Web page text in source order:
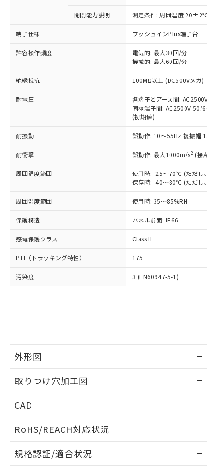
開閉能力説明 測定条件: 周囲温度 20±2℃、
端子仕様 プッシュインPlus端子台
許容操作頻度
電気的: 最大30回/分
機械的: 最大60回/分
絶縁抵抗 100MΩ以上 (DC500Vメガ)
耐電圧
各端子とアース間: AC2500V
同極端子間: AC2500V 50/
(初期値)
耐振動 誤動作: 10～55Hz 複振幅
耐衝撃 誤動作: 最大1000m/s2 (接点
周囲温度範囲
使用時: -25～70℃ (ただし、氷
保存時: -40～80℃ (ただし、氷
周囲湿度範囲 使用時: 35～85%RH
保護構造 パネル前面: IP66
感電保護クラス Class II
PTI（トラッキング特性） 175
汚染度 3 (EN60947-5-1)
外形図
取りつけ穴加工図
CAD
ドすることができます。
ログイン/会員登録
RoHS/REACH対応状況
EU RoHS 注意事項・凡例
規格認証/適合状況
以下の条件をお読みいただき、同意のうえ
本サービスは、当社制御機器事業取扱
商品の当社在庫状況および標準価格
(税抜)を提供させていただくもので
当社制御機器事業取扱商品の中には、
本サービスの対象外となる商品もある
ことをご了承ください。
在庫状況および標準価格照会結果は、
記載している更新日時点での社内デー
タに基づき作成されるものであり、閲
覧された時点での実際の在庫および標
準価格とは異なる場合があることをご
正式な納期状況および標準価格はお客
様のお取引先、またはお客様担当のオ
ムロン制御機器販売店・当社販売員に
オムロン制御機器販売店や当社販売拠
販売ネットワーク
」をご確認
ください。
在庫状況および標準価格結果を当社の
事前の承諾なく第三者に漏洩または開
示しないようお願いします。
マイパーツ機能（部品リスト作成サー
および当社の共同利用者が、当社の製
※当社の共同利用者とは、
の共同利用に関して"
の「1.共同利
対応予定なし：EU RoHS指令（10物質）の
定はありません。
調査・確認中：EU RoHS指令（10物質）の
非含有の対応状況を調査中または確認中の
非該当品：ライセンス料など無形物で、有
害物質有無と関係のない商品です。
仕入先様の事情により、非含有部品として
いたものが、含有品と判明した場合などや
むを得ず変更することがあります。
鉛(Pb) 1000ppm以下、 水銀(Hg) 1000ppm以下、 カド
六価クロム(Cr(Ⅵ)) 1000ppm以下、ポリ臭化ビフェニル
類(PBB) 1000ppm以下、ポリ臭化ジフェニルエーテル類
(PBDE) 1000ppm以下、フタル酸ビス(2-エチルヘキシ
ル) (DEHP)(別名：DOP) 1000ppm以下、フタル酸ブチ
ルベンジル（BBP） 1000ppm以下、フタル酸ジブチル
（DBP） 1000ppm以下、フタル酸ジイソブチル
(DIBP) 1000ppm以下
但し、RoHS指令で産業用監視および制御機器に対する
フタル酸エステル類の４物質については閾値を超える意
図的な使用がないことを確認しています。
※2 対応予定月
部品在庫の切り替え状況などにより、予定
月が前後することがあります。
とができます。
EU RoHS指令（10物質）の非含有証明書
ものではありません。
また、RoHS指令のフタル酸エステル類４
物質の対応では、対応完了までの期間は出
荷製品に未対応品が混在することから備考
欄に対応日を記載しておりました。
※1 中国RoHS○×表
「○」：最大均質材料含有率が中国RoHSの
基準値以下であることを示します。
「×」：最大均質材料含有率が中国RoHSの
基準値を超えていることを示します。
「－」：未確認です。当社販売部門へお問
Cr(Ⅵ)(六価クロム) : 1000ppm、 PBBs(ポリ臭化ビフェ
ニル類) : 1000ppm、 PBDEs(ポリ臭化ジフェニルエーテ
ル類) : 1000ppm、
DBP(フタル酸ジブチル) : 1000ppm、 DIBP(フタル酸ジ
イソブチル) : 1000ppm、 BBP(フタル酸ブチルベンジ
ル) : 1000ppm、
※2 環境保護使用期限
「ｅ」：有害物質（10物質）のすべてが基
準値以下であることを示します。
「10」：通常の使用状況下において有害物
質が外部に漏えいし、環境に深刻な影響を
当社は、これら貴社製品のうち、外国
為替および外国貿易法に定める商品
（以下｢規制貨物等」という）を輸出
または国外への提供する場合は、日本
国政府の輸出許可(または役務取引許
可)を取得するなどの必要な手続きを
当社は規制貨物を破棄する場合は、完
全に破砕するなど、違法に輸出されな
いよう必要な手段を講じます。
当社は貴社製品を、核兵器、ミサイ
ル、化学兵器、生物兵器またはその他
武器並びにこれらの製造装置等に一切
使用いたしません。
当社は、貴社製品を第三者に販売する
場合は、上記1、2および3の内容を当
該第三者に通知します。また当社は、
販売先および販売に係わる関係者が違
法に輸出するおそれがある場合は、取
○ 一定数以上の在庫あり
一定数には満たないが在庫あり
在庫なし(最新の在庫状況につ
いては、お客様のお取引先、ま
たはお客様担当のオムロン制御
機器販売店・当社販売員にご確
認ください)
受注生産機種、また在庫状況の